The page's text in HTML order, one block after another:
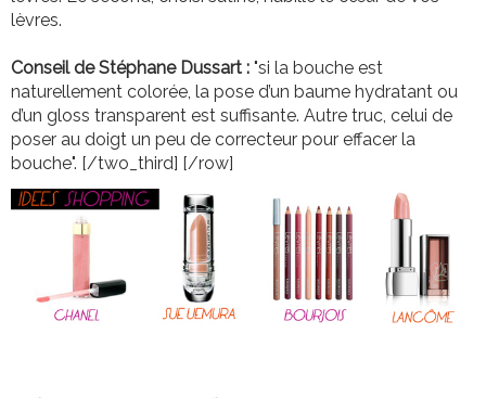
lèvres.
Conseil de Stéphane Dussart : "si la bouche est
naturellement colorée, la pose d’un baume hydratant ou
d’un gloss transparent est suffisante. Autre truc, celui de
poser au doigt un peu de correcteur pour effacer la
bouche". [/two_third] [/row]